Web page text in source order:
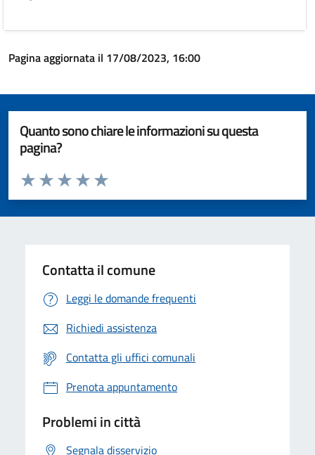
Pagina aggiornata il 17/08/2023, 16:00
Quanto sono chiare le informazioni su questa
pagina?
Valuta da 1 a 5 stelle la pagina
Valuta 5 stelle su 5
Valuta 4 stelle su 5
Valuta 3 stelle su 5
Valuta 2 stelle su 5
Valuta 1 stelle su 5
Contatta il comune
Leggi le domande frequenti
Richiedi assistenza
Contatta gli uffici comunali
Prenota appuntamento
Problemi in città
Segnala disservizio